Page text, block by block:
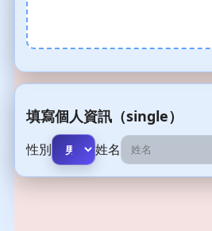
填寫個人資訊（single）
性別 姓名